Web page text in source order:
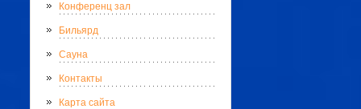
Конференц зал
Бильярд
Сауна
Контакты
Карта сайта